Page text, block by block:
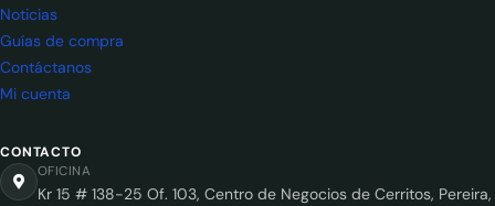
Noticias
Guías de compra
Contáctanos
Mi cuenta
CONTACTO
OFICINA
Kr 15 # 138-25 Of. 103, Centro de Negocios de Cerritos, Pereira,